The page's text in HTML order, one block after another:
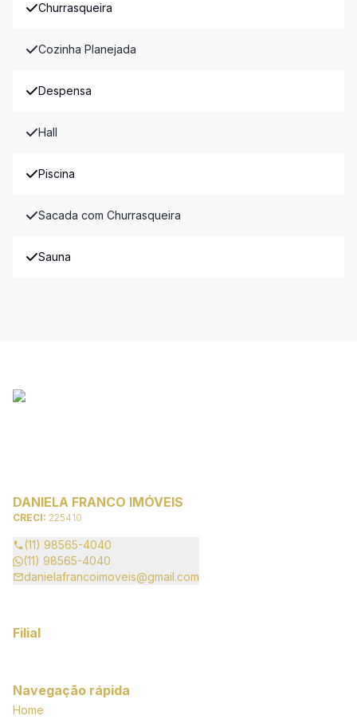
Churrasqueira
Cozinha Planejada
Despensa
Hall
Piscina
Sacada com Churrasqueira
Sauna
DANIELA FRANCO IMÓVEIS
CRECI: 225410
(11) 98565-4040
(11) 98565-4040
danielafrancoimoveis@gmail.com
Filial
Navegação rápida
Home